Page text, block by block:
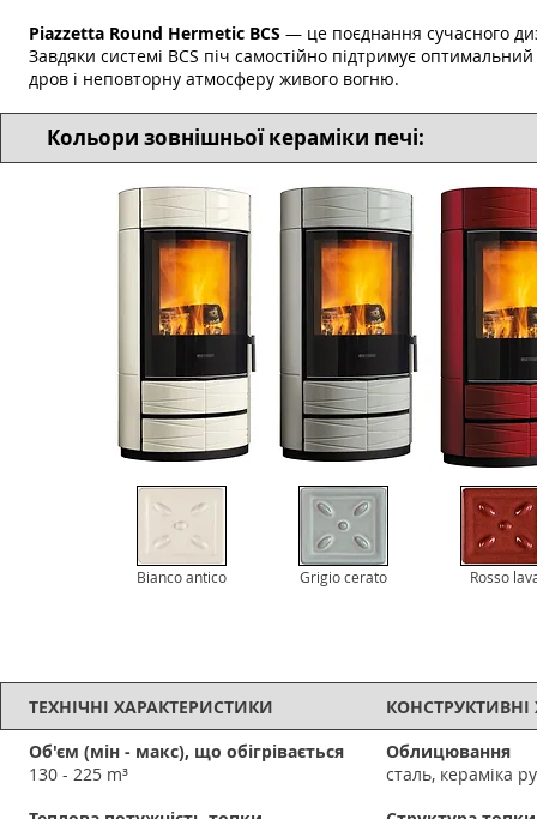
Piazzetta Round Hermetic BCS — це поєднання сучасного
Завдяки системі BCS піч самостійно підтримує
дров і неповторну атмосферу живого вогню.
Кольори зовнішньої кераміки печі:
Bianco antico Grigio cerato Rosso
ТЕХНІЧНІ ХАРАКТЕРИСТИКИ
Об'єм (мін - макс), що обігрівається
130 - 225 m³
Облицювання
сталь, кераміка